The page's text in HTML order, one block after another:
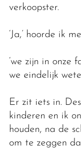
verkoopster.
‘Ja,’ hoorde ik
‘we zijn in onze
we eindelijk
Er zit iets in.
kinderen en ik
houden, na de
om te zeggen